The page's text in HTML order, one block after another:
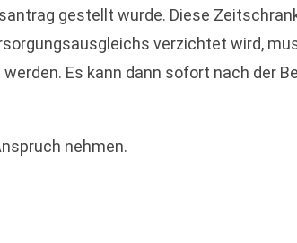
gestellt wurde. Diese
verzichtet wird,
Es kann dann sofort nach der
nehmen.